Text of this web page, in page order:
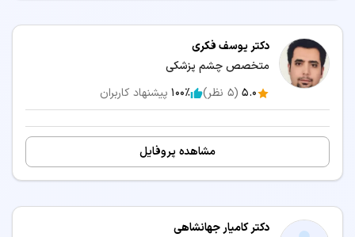
دکتر یوسف فکری
متخصص چشم پزشکی
5.0
(
5 نظر) 100٪ پیشنهاد کاربران
مشاهده پروفایل
دکتر کامیار جهانشاهی